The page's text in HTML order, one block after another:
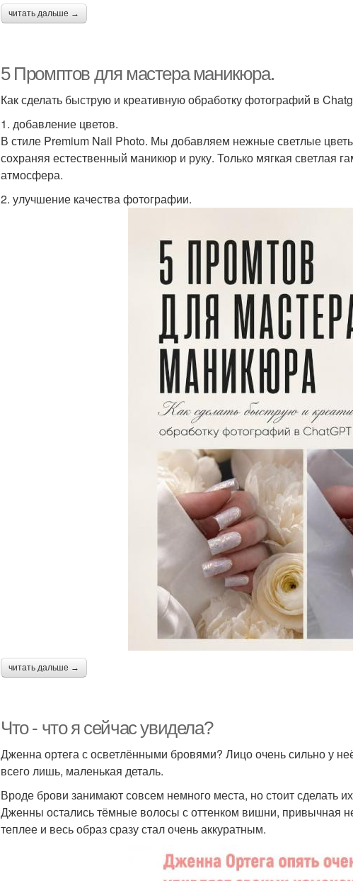
читать дальше →
5 Промптов для мастера маникюра.
Как сделать быструю и креативную обработку фотографий в
1. добавление цветов.
В стиле Premium Nail Photo. Мы добавляем нежные светлые
сохраняя естественный маникюр и руку. Только мягкая светлая
атмосфера.
2. улучшение качества фотографии.
читать дальше →
Что - что я сейчас увидела?
Дженна ортега с осветлёнными бровями? Лицо очень сильно у
всего лишь, маленькая деталь.
Вроде брови занимают совсем немного места, но стоит сделать
Дженны остались тёмные волосы с оттенком вишни, привычная
теплее и весь образ сразу стал очень аккуратным.